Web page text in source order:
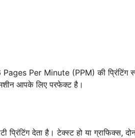
Per Minute (PPM) की प्रिंटिंग
मशीन आपके लिए परफेक्ट है।
देता है। टेक्स्ट हो या ग्राफिक्स,